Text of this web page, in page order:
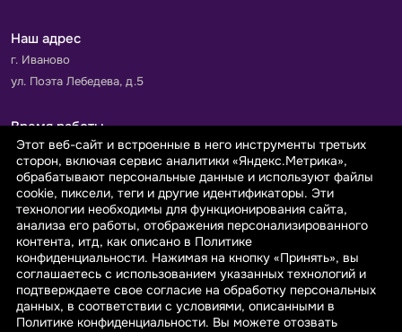
Наш адрес
г. Иваново
ул. Поэта Лебедева, д.5
Время работы
Пн-Пт с 9.00 до 18.00
Сб-Вс: выходной
Принимаем к оплате
© 2026 sarafanovo.com - Интернет-магазин "САРАФАНОВО"
Этот веб-сайт и встроенные в него инструменты третьих
сторон, включая сервис аналитики «Яндекс.Метрика»,
обрабатывают персональные данные и используют файлы
cookie, пиксели, теги и другие идентификаторы. Эти
технологии необходимы для функционирования сайта,
анализа его работы, отображения персонализированного
контента, итд, как описано в Политике
конфиденциальности. Нажимая на кнопку «Принять», вы
соглашаетесь с использованием указанных технологий и
подтверждаете свое согласие на обработку персональных
данных, в соответствии с условиями, описанными в
Политике конфиденциальности. Вы можете отозвать